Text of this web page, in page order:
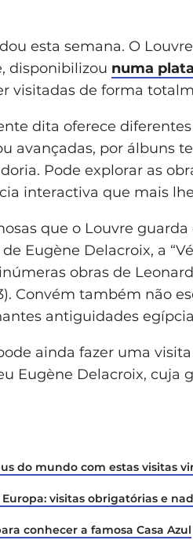
esta semana. O
disponibilizou numa
visitadas de forma
dita oferece diferentes
avançadas, por álbuns
Pode explorar as
interactiva que mais
que o Louvre
Eugène Delacroix, a
obras de
Convém também não
antiguidades
ainda fazer uma
Eugène Delacroix, cuja
do mundo com estas visitas
Europa: visitas obrigatórias e
conhecer a famosa Casa Azul